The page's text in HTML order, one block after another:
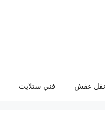
نقل عفش فني ستلايت